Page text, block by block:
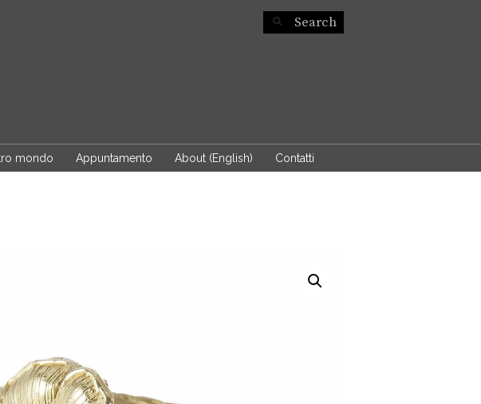
mondo Appuntamento About (English) Contatti